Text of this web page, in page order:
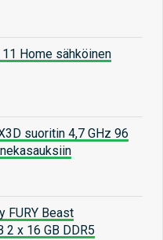
Home sähköinen
suoritin 4,7 GHz 96
FURY Beast
2 x 16 GB DDR5